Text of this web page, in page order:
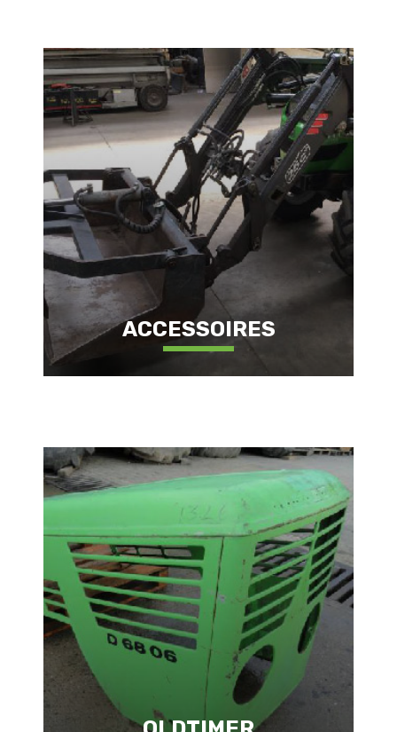
ACCESSOIRES